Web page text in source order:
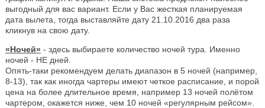
выгодный для вас вариант. Если у Вас жесткая планируемая
дата вылета, тогда выставляйте дату 21.10.2016 два раза
кликнув на свою дату.
«Ночей» - здесь выбираете количество ночей тура. Именно
ночей - НЕ дней.
Опять-таки рекомендуем делать диапазон в 5 ночей (например,
8-13), так как иногда чартеры имеют четкое расписание, и порой
цена на более длительное время, например 13 ночей полётом
чартером, окажется ниже, чем 10 ночей «регулярным рейсом».